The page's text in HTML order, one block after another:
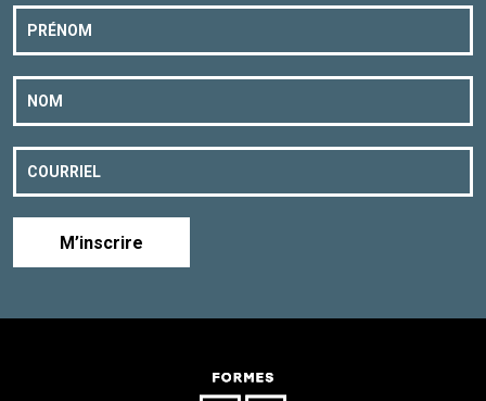
M’inscrire